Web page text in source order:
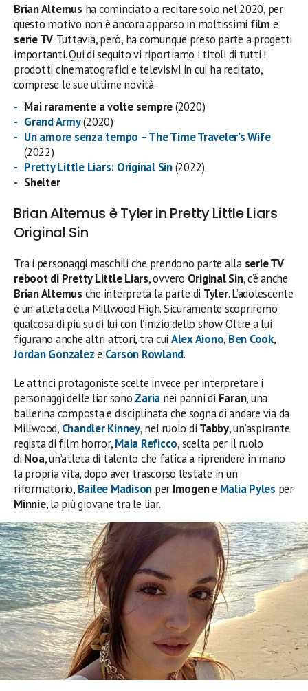
Brian Altemus ha cominciato a recitare solo nel 2020, per
questo motivo non è ancora apparso in moltissimi film e
serie TV. Tuttavia, però, ha comunque preso parte a progetti
importanti. Qui di seguito vi riportiamo i titoli di tutti i
prodotti cinematografici e televisivi in cui ha recitato,
comprese le sue ultime novità.
Mai raramente a volte sempre(2020)
Grand Army(2020)
Un amore senza tempo – The Time Traveler’s Wife
(2022)
Pretty Little Liars: Original Sin(2022)
Shelter
Brian Altemus è Tyler in Pretty Little Liars
Original Sin
Tra i personaggi maschili che prendono parte allaserie TV
reboot di Pretty Little Liars, ovvero Original Sin, c’è anche
Brian Altemus che interpreta la parte di Tyler. L’adolescente
è un atleta della Millwood High. Sicuramente scopriremo
qualcosa di più su di lui con l’inizio dello show. Oltre a lui
figurano anche altri attori, tra cui Alex Aiono, Ben Cook,
Jordan Gonzaleze Carson Rowland.
Le attrici protagoniste scelte invece per interpretare i
personaggi delle liar sono Zaria nei panni di Faran, una
ballerina composta e disciplinata che sogna di andare via da
Millwood, Chandler Kinney, nel ruolo di Tabby, un’aspirante
regista di film horror,Maia Reficco, scelta per il ruolo
di Noa, un’atleta di talento che fatica a riprendere in mano
la propria vita, dopo aver trascorso l’estate in un
riformatorio, Bailee Madison per Imogene Malia Pyles per
Minnie, la più giovane tra le liar.